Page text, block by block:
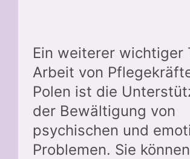
Ein weiterer wichtiger
Arbeit von
Polen ist die
der Bewältigung von
psychischen und
Problemen. Sie